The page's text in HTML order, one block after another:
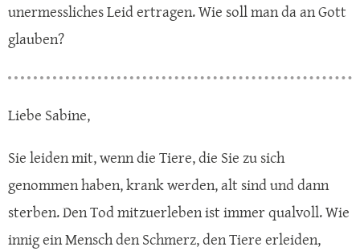
unermessliches Leid ertragen. Wie soll man da an Gott
glauben?
Liebe Sabine,
Sie leiden mit, wenn die Tiere, die Sie zu sich
genommen haben, krank werden, alt sind und dann
sterben. Den Tod mitzuerleben ist immer qualvoll. Wie
innig ein Mensch den Schmerz, den Tiere erleiden,